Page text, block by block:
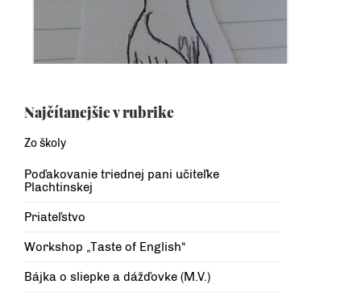
Najčítanejšie v rubrike
Zo školy
Poďakovanie triednej pani učiteľke
Plachtinskej
Priateľstvo
Workshop „Taste of English“
Bájka o sliepke a dážďovke (M.V.)